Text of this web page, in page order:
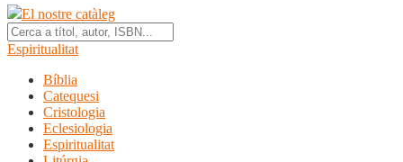
El nostre catàleg
Espiritualitat
Bíblia
Catequesi
Cristologia
Eclesiologia
Espiritualitat